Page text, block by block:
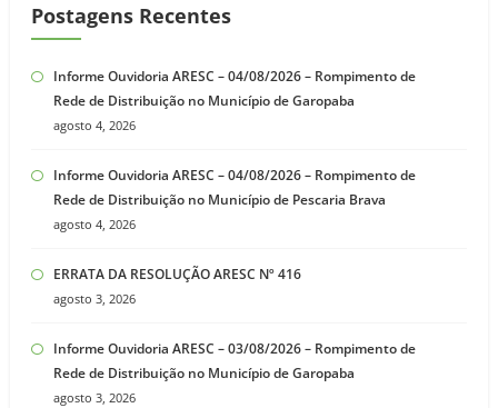
Postagens Recentes
Informe Ouvidoria ARESC – 04/08/2026 – Rompimento de
Rede de Distribuição no Município de Garopaba
agosto 4, 2026
Informe Ouvidoria ARESC – 04/08/2026 – Rompimento de
Rede de Distribuição no Município de Pescaria Brava
agosto 4, 2026
ERRATA DA RESOLUÇÃO ARESC Nº 416
agosto 3, 2026
Informe Ouvidoria ARESC – 03/08/2026 – Rompimento de
Rede de Distribuição no Município de Garopaba
agosto 3, 2026